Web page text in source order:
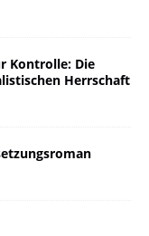
Kontrolle: Die
Herrschaft